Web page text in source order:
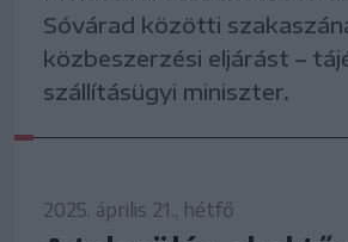
Sóvárad közötti
közbeszerzési eljárást –
szállításügyi miniszter.
2025. április 21., hétfő